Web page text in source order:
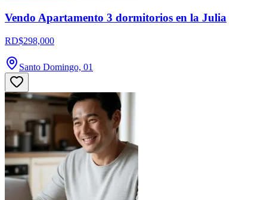
Vendo Apartamento 3 dormitorios en la Julia
RD$298,000
Santo Domingo, 01